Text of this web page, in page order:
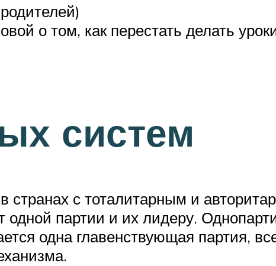
о том, как перестать делать
систем
странах с тоталитарным и
одной партии и их лидеру.
одна главенствующая партия,